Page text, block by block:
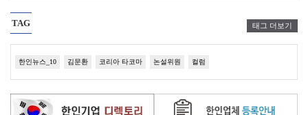
TAG 태그 더보기
한인뉴스_10 김문환 코리아 타코마 논설위원 컬럼